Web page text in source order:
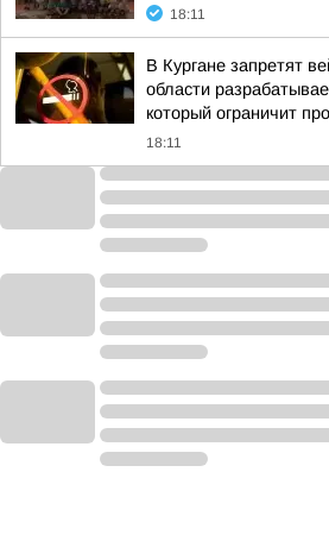
18:11
В Кургане запретят
области
который ограничит
18:11